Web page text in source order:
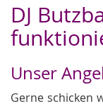
DJ
Unser
Gerne schicken